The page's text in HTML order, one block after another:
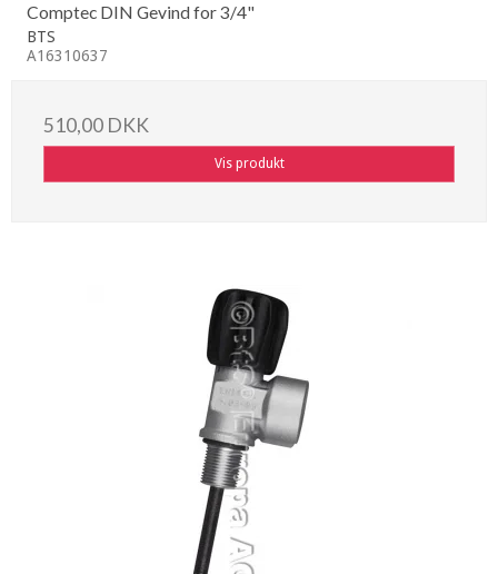
Comptec DIN Gevind for 3/4"
BTS
A16310637
510,00 DKK
Vis produkt